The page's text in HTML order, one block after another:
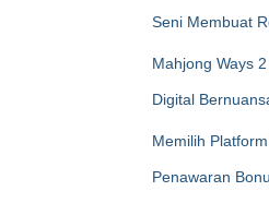
Seni Membuat
Mahjong Ways
Digital
Memilih
Penawaran